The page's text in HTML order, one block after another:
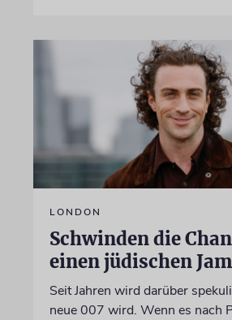
LONDON
Schwinden die
einen jüdischen
Seit Jahren wird darüber
neue 007 wird. Wenn es nach